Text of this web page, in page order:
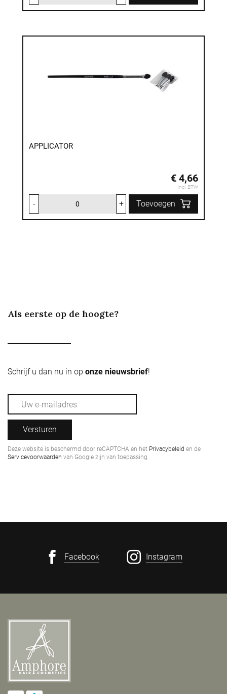
APPLICATOR
€ 4,66
Incl. BTW
- + Toevoegen
Als eerste op de hoogte?
Schrijf u dan nu in op onze nieuwsbrief!
Versturen
Deze website is beschermd door reCAPTCHA en het Privacybeleid en de
Servicevoorwaarden van Google zijn van toepassing.
Facebook Instagram